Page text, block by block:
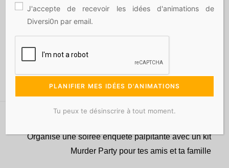
En bref, organiser une Murder Party avec un kit
français deDiversi0nest un moyen ludique et
original de passer une soirée mémorable entre amis
ou en famille. Alors, prêts à résoudre votre
première énigme ?
Organise une soirée enquête palpitante avec un kit
Murder Party pour tes amis et ta famille
J'accepte de recevoir les idées d'animations de
Diversi0n par email.
Tu peux te désinscrire à tout moment.